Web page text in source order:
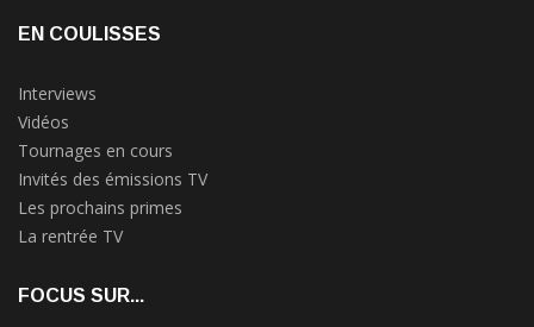
EN COULISSES
Interviews
Vidéos
Tournages en cours
Invités des émissions TV
Les prochains primes
La rentrée TV
FOCUS SUR...